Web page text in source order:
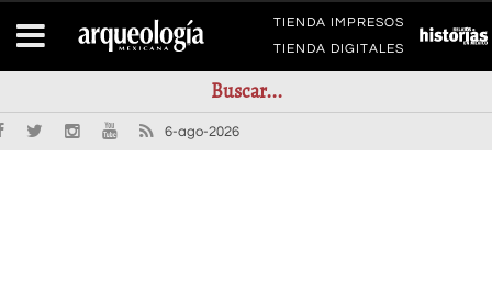
TIENDA IMPRESOS
TIENDA DIGITALES
6-ago-2026